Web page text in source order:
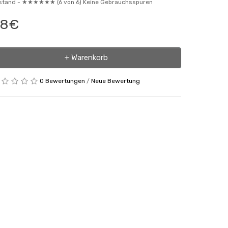
- ★★★★★★ (6 von 6) Keine Gebrauchsspuren
+ Warenkorb
0 Bewertungen / Neue Bewertung